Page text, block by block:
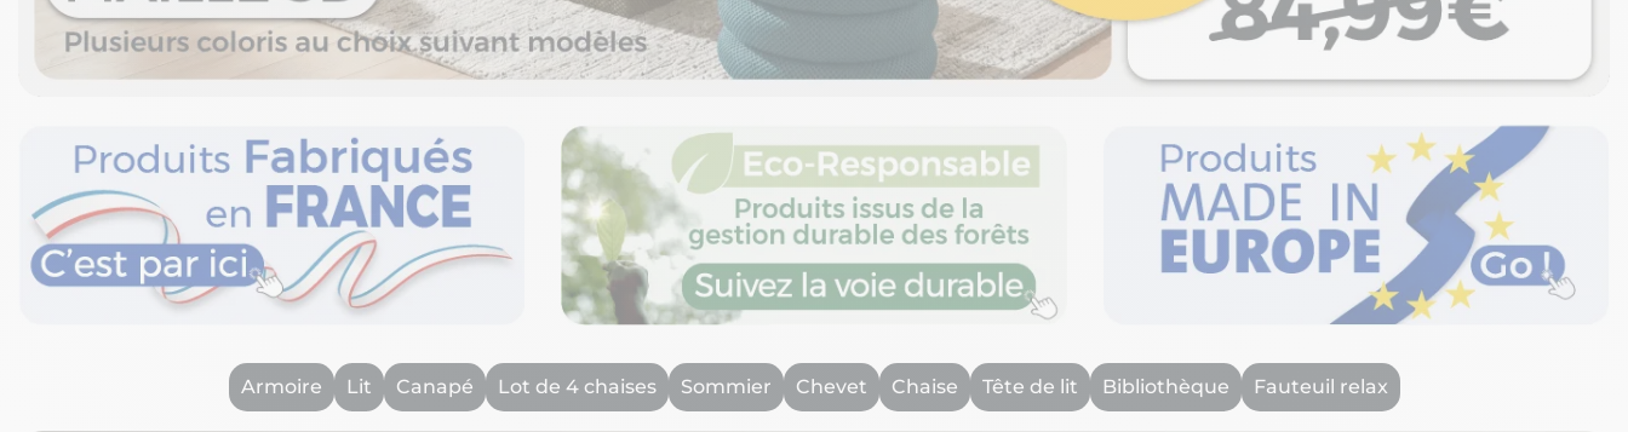
Notre plateforme vous permet d'adapter et de gérer vos paramètres de confidentialité, en garantissant la conformité avec les
Armoire Lit Canapé Lot de 4 chaises Sommier Chevet Chaise Tête de lit Bibliothèque Fauteuil relax